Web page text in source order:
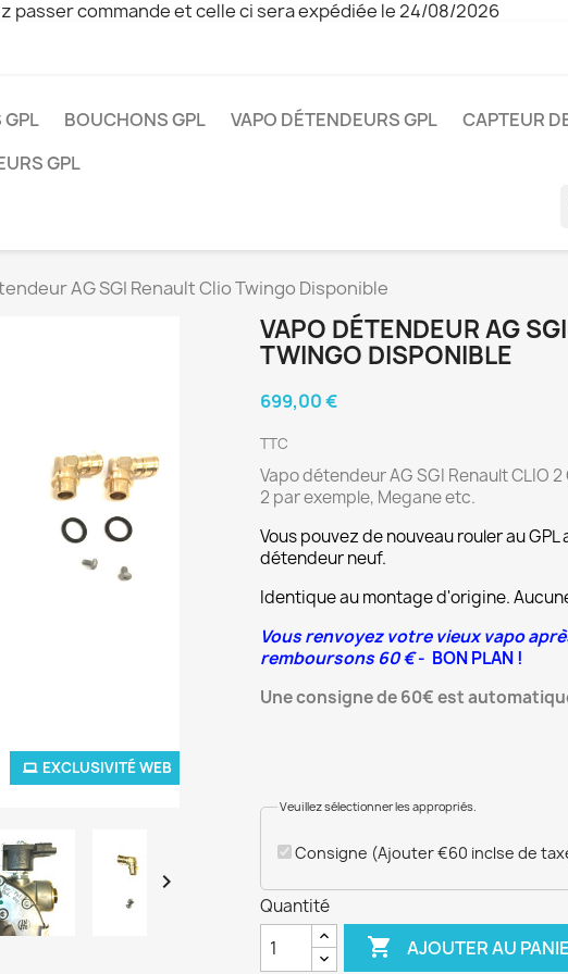
passer commande et celle ci sera expédiée le 24/08/2026
GPL BOUCHONS GPL VAPO DÉTENDEURS GPL
CAPTEUR
GPL
AG SGI Renault Clio Twingo Disponible
EXCLUSIVITÉ WEB

VAPO DÉTENDEUR AG
TWINGO DISPONIBLE
699,00 €
TTC
Vapo détendeur AG SGI Renault CLIO
2 par exemple, Megane etc.
Vous pouvez de nouveau rouler au
détendeur neuf.
Identique au montage d'origine.
Vous renvoyez votre vieux vapo
remboursons 60 €- BON PLAN !
Une consigne de 60€ est
Veuillez sélectionner les appropriés.
Consigne (Ajouter €60 inclse de
Quantité
 AJOUTER AU